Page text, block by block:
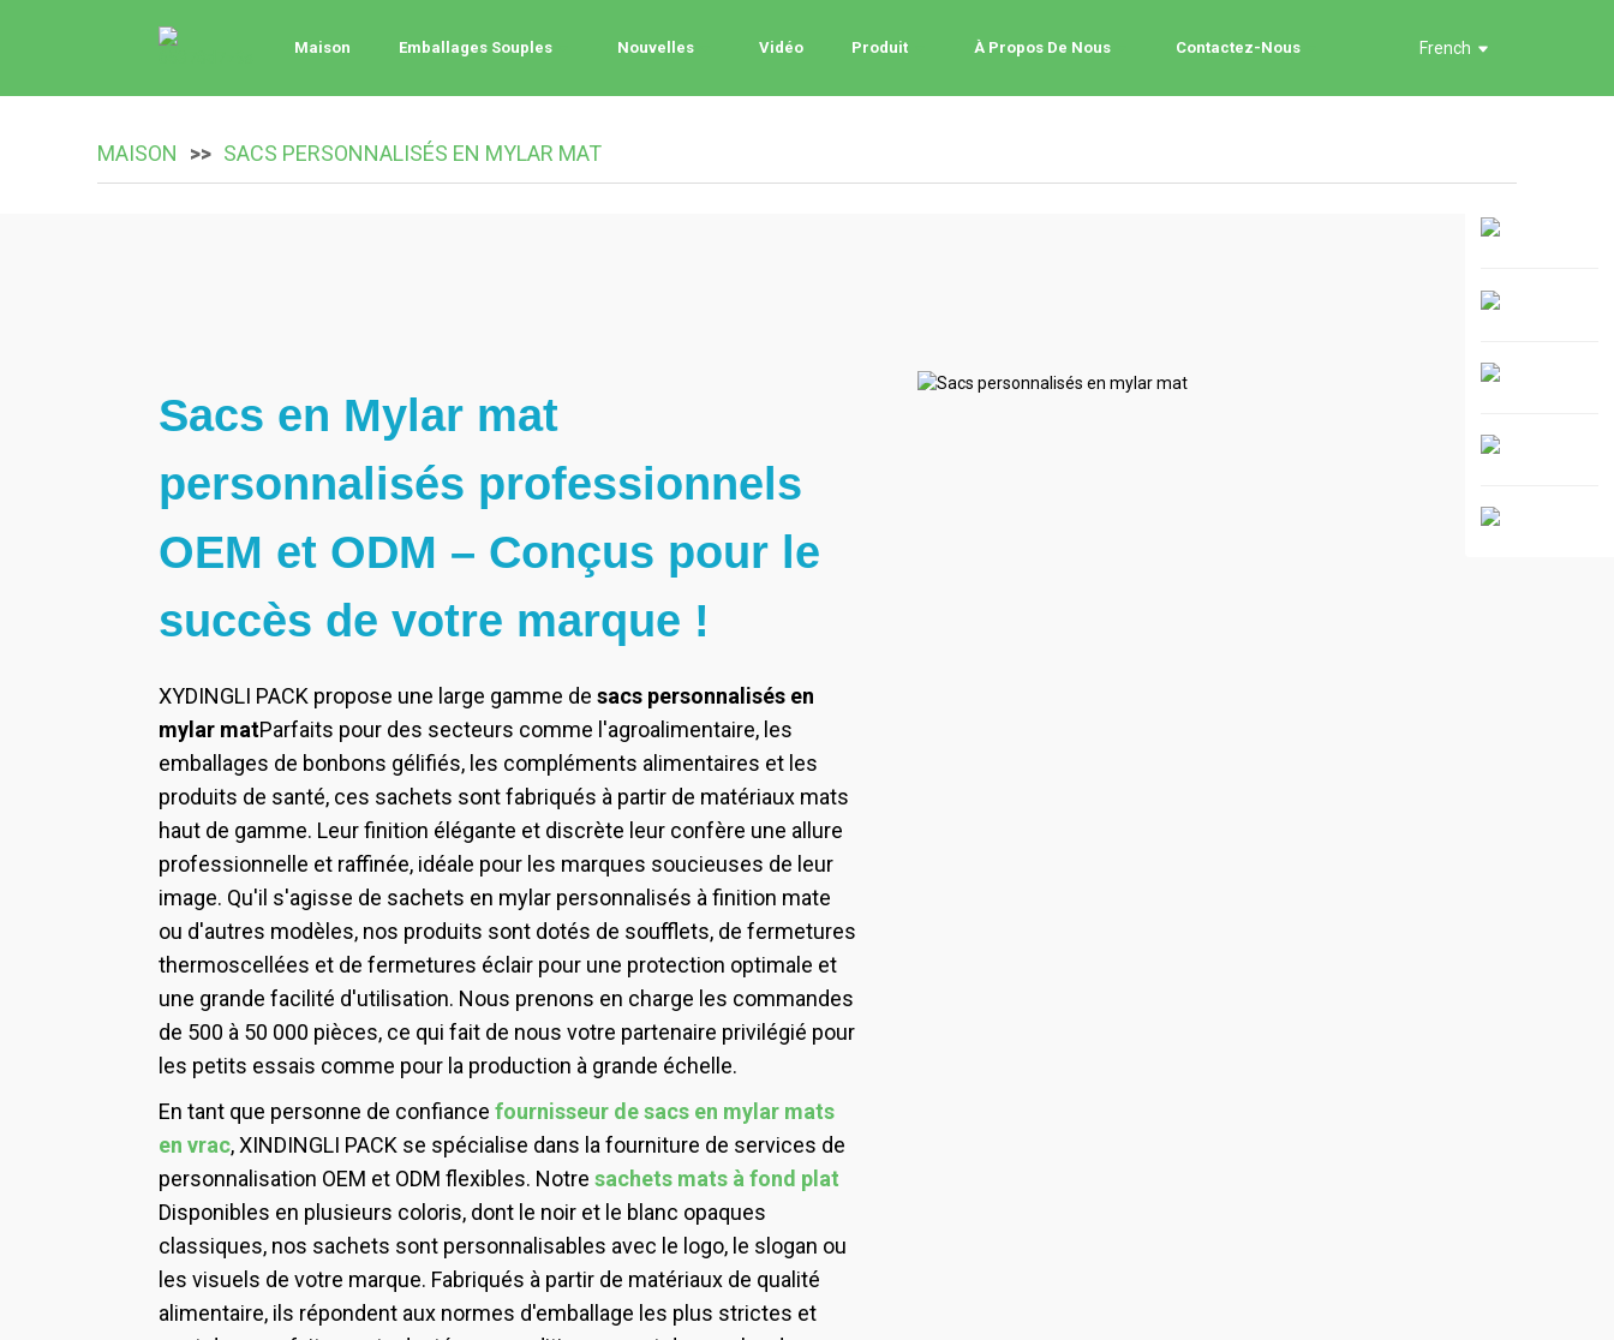
Maison Emballages Souples Nouvelles Vidéo Produit À Propos De Nous Contactez-Nous French
MAISON SACS PERSONNALISÉS EN MYLAR MAT
Sacs en Mylar mat
personnalisés professionnels
OEM et ODM – Conçus pour le
succès de votre marque !
XYDINGLI PACK propose une large gamme de sacs personnalisés en
mylar matParfaits pour des secteurs comme l'agroalimentaire, les
emballages de bonbons gélifiés, les compléments alimentaires et les
produits de santé, ces sachets sont fabriqués à partir de matériaux mats
haut de gamme. Leur finition élégante et discrète leur confère une allure
professionnelle et raffinée, idéale pour les marques soucieuses de leur
image. Qu'il s'agisse de sachets en mylar personnalisés à finition mate
ou d'autres modèles, nos produits sont dotés de soufflets, de fermetures
thermoscellées et de fermetures éclair pour une protection optimale et
une grande facilité d'utilisation. Nous prenons en charge les commandes
de 500 à 50 000 pièces, ce qui fait de nous votre partenaire privilégié pour
les petits essais comme pour la production à grande échelle.
En tant que personne de confiance fournisseur de sacs en mylar mats
en vrac, XINDINGLI PACK se spécialise dans la fourniture de services de
personnalisation OEM et ODM flexibles. Notre sachets mats à fond plat
Disponibles en plusieurs coloris, dont le noir et le blanc opaques
classiques, nos sachets sont personnalisables avec le logo, le slogan ou
les visuels de votre marque. Fabriqués à partir de matériaux de qualité
alimentaire, ils répondent aux normes d'emballage les plus strictes et